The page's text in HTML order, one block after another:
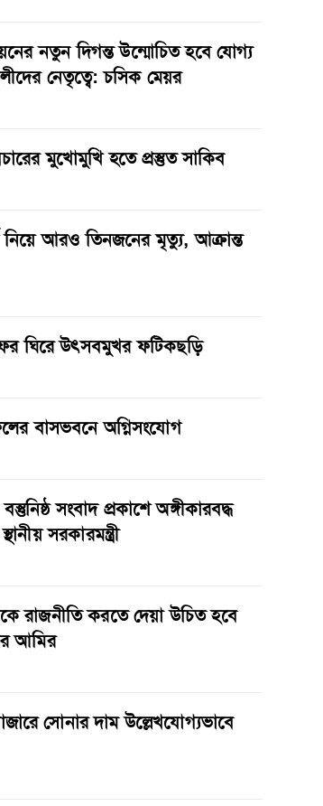
নতুন দিগন্ত উন্মোচিত হবে যোগ্য
নেতৃত্বে: চসিক মেয়র
মুখোমুখি হতে প্রস্তুত সাকিব
নিয়ে আরও তিনজনের মৃত্যু, আক্রান্ত
সফর ঘিরে উৎসবমুখর ফটিকছড়ি
বাসভবনে অগ্নিসংযোগ
সংবাদ প্রকাশে অঙ্গীকারবদ্ধ
সরকারমন্ত্রী
রাজনীতি করতে দেয়া উচিত হবে
আমির
সোনার দাম উল্লেখযোগ্যভাবে